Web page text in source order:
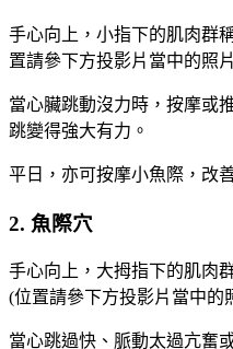
手心向上，小指下的肌肉群
置請參下方投影片當中的照片
當心臟跳動沒力時，按摩或
跳變得強大有力。
平日，亦可按摩小魚際，改
2. 魚際穴
手心向上，大拇指下的肌肉
(位置請參下方投影片當中的
當心跳過快、脈動太過亢奮